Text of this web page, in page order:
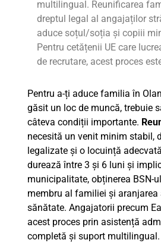
multilingual. Reunificarea
dreptul legal al angajaților
aduce soțul/soția și copiii
Pentru cetățenii UE care
de recrutare, acest proces
Pentru a-ți aduce familia în
găsit un loc de muncă, trebuie
câteva condiții importante.
necesită un venit minim stabil,
legalizate și o locuință
durează între 3 și 6 luni și
municipalitate, obținerea BSN-
membru al familiei și aranjarea
sănătate. Angajatorii precum
acest proces prin asistență
completă și suport multilingual.